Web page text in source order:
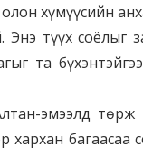
хүмүүсийн
түүх соёлыг
та
эмээлд
багаасаа